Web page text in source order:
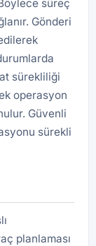
süreç
Gönderi
sürekliliği
operasyon
Güvenli
sürekli
planlaması